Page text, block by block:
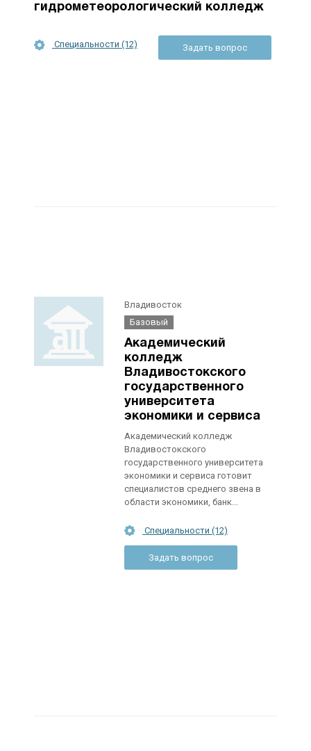
гидрометеорологический колледж
Специальности (12) Задать вопрос
Владивосток
Базовый
Академический
колледж
Владивостокского
государственного
университета
экономики и сервиса
Академический колледж
Владивостокского
государственного университета
экономики и сервиса готовит
специалистов среднего звена в
области экономики, банк...
Специальности (12)
Задать вопрос